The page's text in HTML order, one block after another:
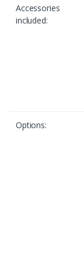
Accessories
included:
Options: